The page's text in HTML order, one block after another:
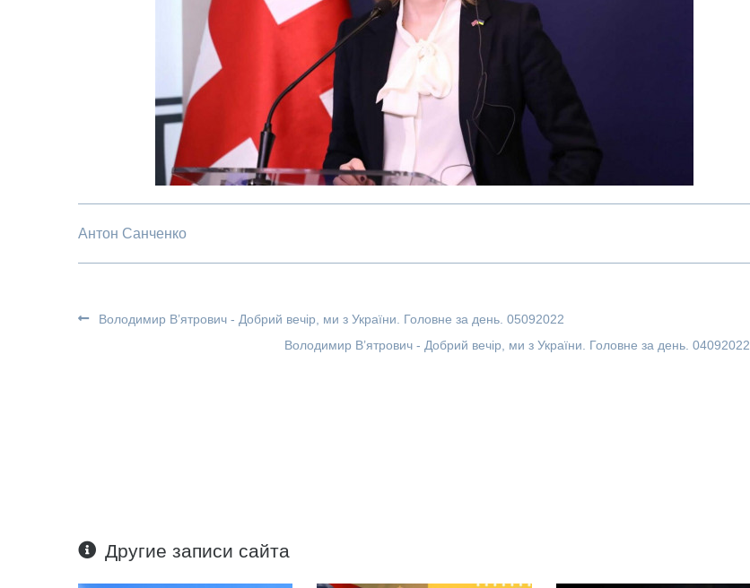
Антон Санченко
Володимир В’ятрович - Добрий вечір, ми з України. Головне за день. 05092022
Володимир В’ятрович - Добрий вечір, ми з України. Головне за день. 04092022
Другие записи сайта